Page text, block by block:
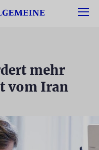
mehr
vom Iran